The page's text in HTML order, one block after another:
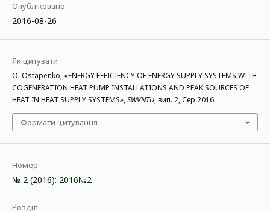
Опубліковано
2016-08-26
Як цитувати
O. Ostapenko, «ENERGY EFFICIENCY OF ENERGY SUPPLY SYSTEMS WITH
COGENERATION HEAT PUMP INSTALLATIONS АND PEAK SOURCES OF
HEAT IN HEAT SUPPLY SYSTEMS»,SWVNTU, вип. 2, Сер 2016.
Формати цитування
Номер
№ 2 (2016): 2016№2
Розділ